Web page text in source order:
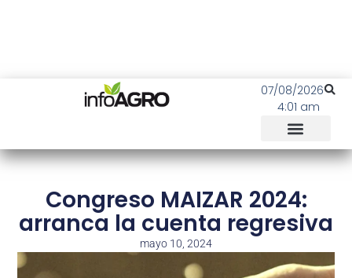
07/08/2026
4:01 am
Congreso MAIZAR 2024:
arranca la cuenta regresiva
mayo 10, 2024